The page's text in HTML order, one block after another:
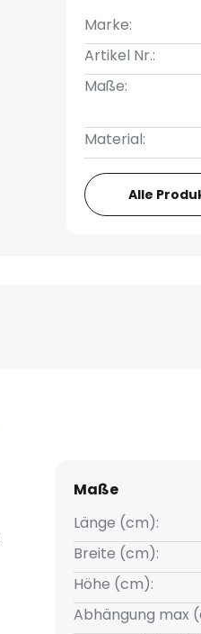
Marke:
Artikel Nr.:
Maße:
Material:
Alle
Maße
Länge (cm):
Breite (cm):
Höhe (cm):
Abhängung max